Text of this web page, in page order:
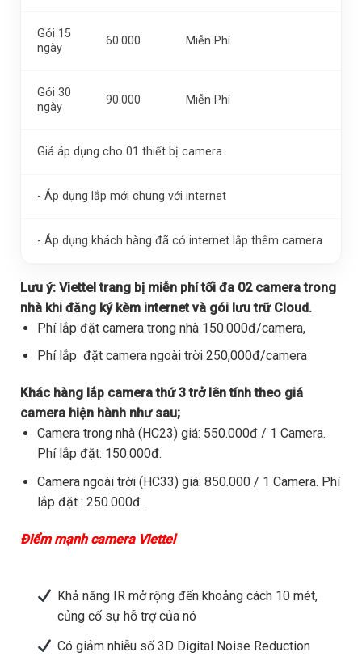
Gói 15
ngày
60.000 Miễn Phí
Gói 30
ngày
90.000 Miễn Phí
Giá áp dụng cho 01 thiết bị camera
- Áp dụng lắp mới chung với internet
- Áp dụng khách hàng đã có internet lắp thêm camera
Lưu ý: Viettel trang bị miễn phí tối đa 02 camera trong
nhà khi đăng ký kèm internet và gói lưu trữ Cloud.
Phí lắp đặt camera trong nhà 150.000đ/camera,
Phí lắp đặt camera ngoài trời 250,000đ/camera
Khác hàng lắp camera thứ 3 trở lên tính theo giá
camera hiện hành như sau;
Camera trong nhà (HC23) giá: 550.000đ / 1 Camera.
Phí lắp đặt: 150.000đ.
Camera ngoài trời (HC33) giá: 850.000 / 1 Camera. Phí
lắp đặt : 250.000đ .
Điểm mạnh camera Viettel
Khả năng IR mở rộng đến khoảng cách 10 mét,
củng cố sự hỗ trợ của nó
Có giảm nhiễu số 3D Digital Noise Reduction